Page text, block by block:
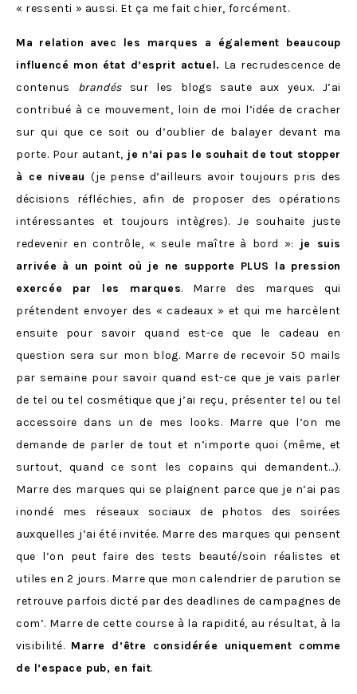
« ressenti » aussi. Et ça me fait chier, forcément.
Ma relation avec les marques a également beaucoup
influencé mon état d’esprit actuel. La recrudescence de
contenus brandéssur les blogs saute aux yeux. J’ai
contribué à ce mouvement, loin de moi l’idée de cracher
sur qui que ce soit ou d’oublier de balayer devant ma
porte. Pour autant, je n’ai pas le souhait de tout stopper
à ce niveau(je pense d’ailleurs avoir toujours pris des
décisions réfléchies, afin de proposer des opérations
intéressantes et toujours intègres). Je souhaite juste
redevenir en contrôle, « seule maître à bord »:
je suis
arrivée à un point où je ne supporte PLUS la pression
exercée par les marques. Marre des marques qui
prétendent envoyer des « cadeaux » et qui me harcèlent
ensuite pour savoir quand est-ce que le cadeau en
question sera sur mon blog. Marre de recevoir 50 mails
par semaine pour savoir quand est-ce que je vais parler
de tel ou tel cosmétique que j’ai reçu, présenter tel ou tel
accessoire dans un de mes looks. Marre que l’on me
demande de parler de tout et n’importe quoi (même, et
surtout, quand ce sont les copains qui demandent…).
Marre des marques qui se plaignent parce que je n’ai pas
inondé mes réseaux sociaux de photos des soirées
auxquelles j’ai été invitée. Marre des marques qui pensent
que l’on peut faire des tests beauté/soin réalistes et
utiles en 2 jours. Marre que mon calendrier de parution se
retrouve parfois dicté par des deadlines de campagnes de
com’. Marre de cette course à la rapidité, au résultat, à la
visibilité. Marre d’être considérée uniquement comme
de l’espace pub, en fait.